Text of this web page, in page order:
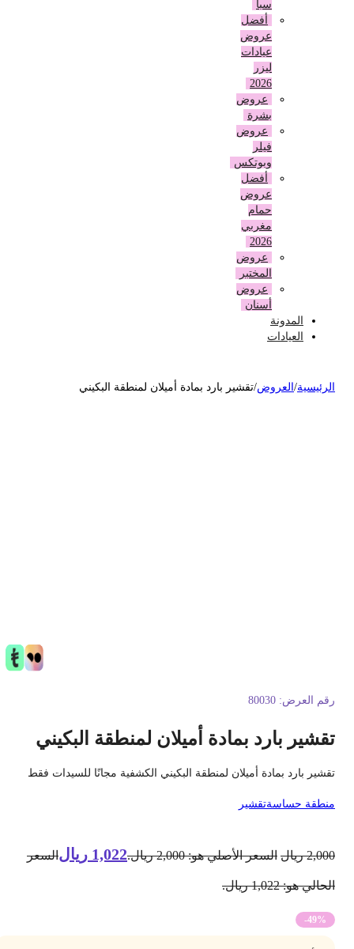
أفضل
عروض
عيادات
عروض
بشرة
عروض
وبوتكس
أفضل
عروض
حمام
مغربي
عروض
المختبر
عروض
أسنان
المدونة
العيادات
/العروض تقشير بارد بمادة أميلان لمنطقة البكيني
العرض: 80030
بارد بمادة أميلان لمنطقة البكيني
بارد بمادة أميلان لمنطقة البكيني الكشفية مجانًا للسيدات فقط
حساسةتقشير
ريال السعر الأصلي هو: 2,000 ريال. 1,022 ريال السعر
هو: 1,022 ريال.
-49%